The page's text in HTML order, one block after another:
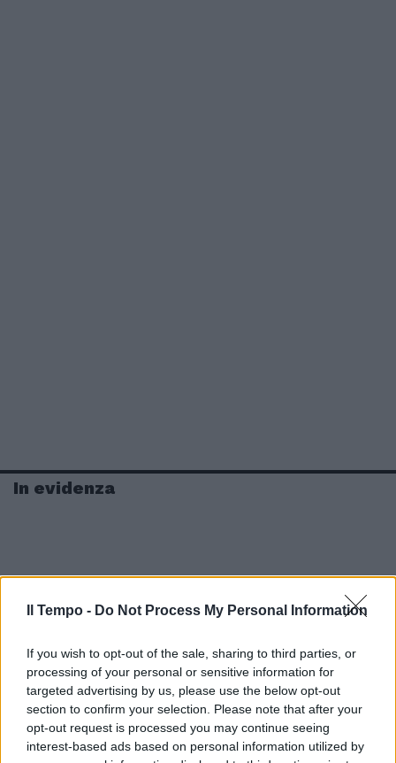
Il Tempo - Do Not Process My Personal Information
If you wish to opt-out of the sale, sharing to third parties, or
processing of your personal or sensitive information for
targeted advertising by us, please use the below opt-out
section to confirm your selection. Please note that after your
opt-out request is processed you may continue seeing
interest-based ads based on personal information utilized by
In evidenza